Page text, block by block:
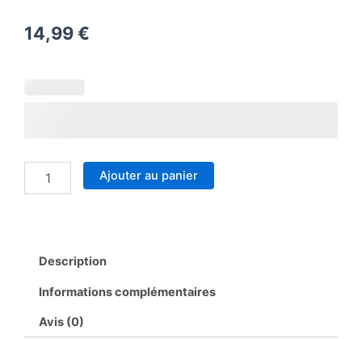
14,99€
personnalisé
mamie
Ajouter au panier
Description
Informations complémentaires
Avis (0)